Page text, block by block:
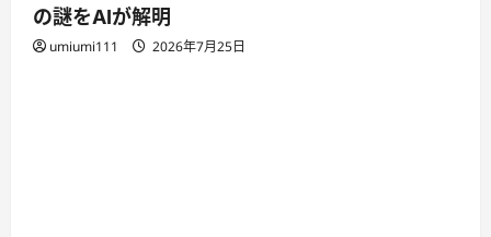
の謎をAIが解明
umiumi111 2026年7月25日